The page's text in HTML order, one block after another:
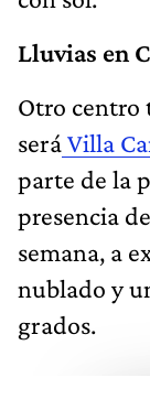
Lluvias en
Otro centro
seráVilla
parte de la
presencia
semana, a
nublado y
grados.